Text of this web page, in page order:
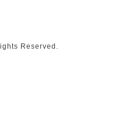
Reserved.